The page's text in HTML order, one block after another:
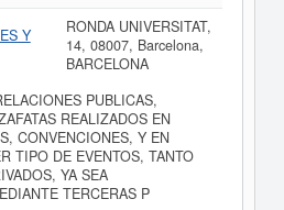
Y
RONDA UNIVERSITAT,
14, 08007, Barcelona,
BARCELONA
PUBLICAS,
REALIZADOS EN
CONVENCIONES, Y EN
TIPO DE EVENTOS, TANTO
YA SEA
TERCERAS P